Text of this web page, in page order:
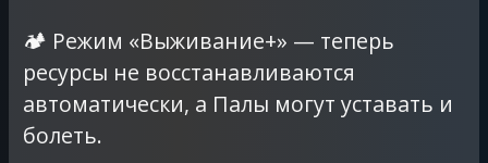
🏕️ Режим «Выживание+» — теперь
ресурсы не восстанавливаются
автоматически, а Палы могут уставать и
болеть.